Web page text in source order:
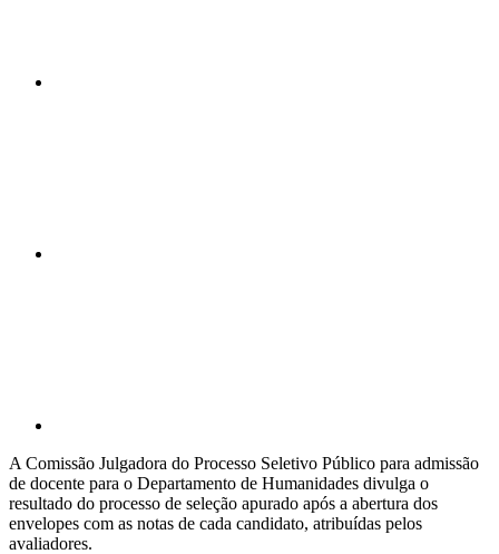
A Comissão Julgadora do Processo Seletivo Público para admissão
de docente para o Departamento de Humanidades divulga o
resultado do processo de seleção apurado após a abertura dos
envelopes com as notas de cada candidato, atribuídas pelos
avaliadores.